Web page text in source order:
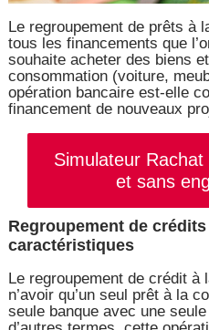
Le regroupement de prêts à
tous les financements que
souhaite acheter des biens
consommation (voiture,
opération bancaire est-elle
financement de nouveaux
Simulateur
et sans
Regroupement de
caractéristiques
Le regroupement de crédit à
n’avoir qu’un seul prêt à la
seule banque avec une